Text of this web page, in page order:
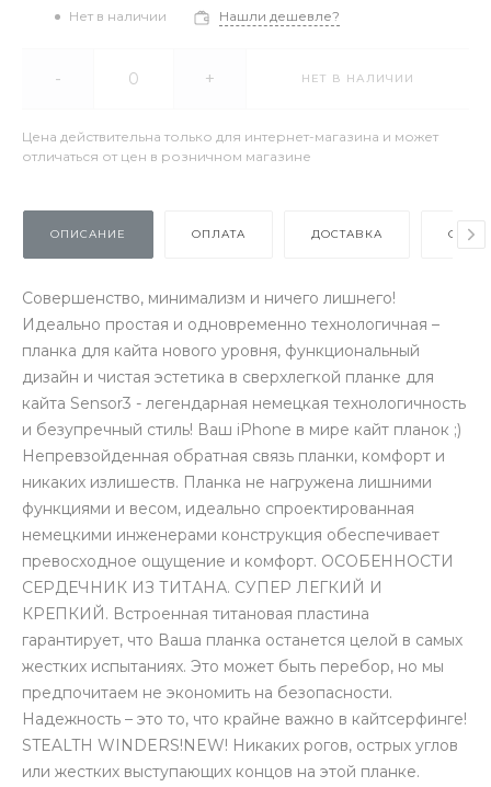
Нет в наличии Нашли дешевле?
- + НЕТ В НАЛИЧИИ
Цена действительна только для интернет-магазина и может
отличаться от цен в розничном магазине
ОПИСАНИЕ ОПЛАТА ДОСТАВКА
Совершенство, минимализм и ничего лишнего!
Идеально простая и одновременно технологичная –
планка для кайта нового уровня, функциональный
дизайн и чистая эстетика в сверхлегкой планке для
кайта Sensor3 - легендарная немецкая технологичность
и безупречный стиль! Ваш iPhone в мире кайт планок ;)
Непревзойденная обратная связь планки, комфорт и
никаких излишеств. Планка не нагружена лишними
функциями и весом, идеально спроектированная
немецкими инженерами конструкция обеспечивает
превосходное ощущение и комфорт. ОСОБЕННОСТИ
СЕРДЕЧНИК ИЗ ТИТАНА. СУПЕР ЛЕГКИЙ И
КРЕПКИЙ. Встроенная титановая пластина
гарантирует, что Ваша планка останется целой в самых
жестких испытаниях. Это может быть перебор, но мы
предпочитаем не экономить на безопасности.
Надежность – это то, что крайне важно в кайтсерфинге!
STEALTH WINDERS!NEW! Никаких рогов, острых углов
или жестких выступающих концов на этой планке.